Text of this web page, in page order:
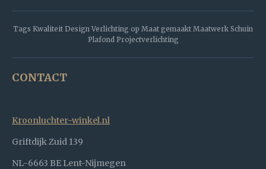
Tags Kwaliteit Design Verlichting op Maat gemaakt Maatwerk Schuin
Plafond Projectverlichting
CONTACT
Kroonluchter-winkel.nl
Griftdijk Zuid 139
NL-6663 BE Lent-Nijmegen